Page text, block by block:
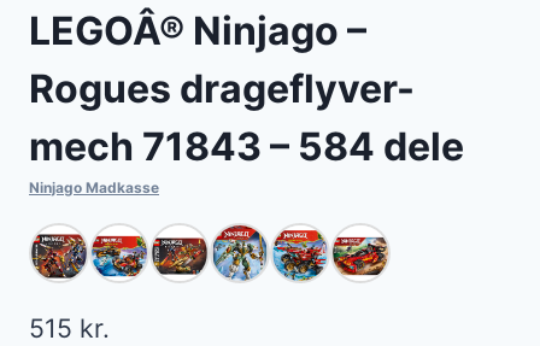
LEGOÂ® Ninjago –
Rogues drageflyver-
mech 71843 – 584 dele
Ninjago Madkasse
515 kr.